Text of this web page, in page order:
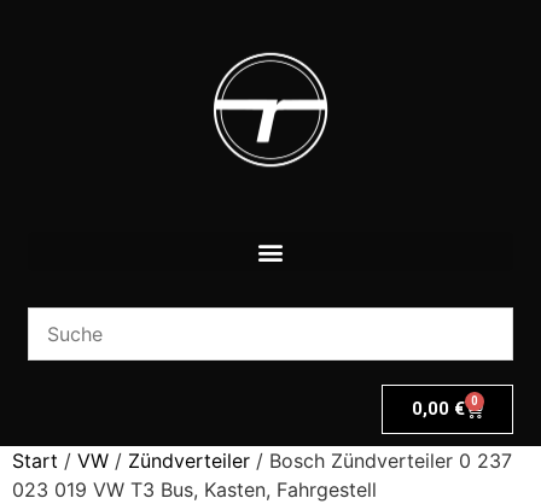
0,00 € 0
Start / VW / Zündverteiler / Bosch Zündverteiler 0 237
023 019 VW T3 Bus, Kasten, Fahrgestell